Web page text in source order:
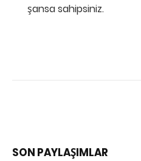
şansa sahipsiniz.
SON PAYLAŞIMLAR